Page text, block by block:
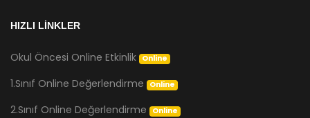
HIZLI LİNKLER
Okul Öncesi Online Etkinlik Online
1.Sınıf Online Değerlendirme Online
2.Sınıf Online Değerlendirme Online